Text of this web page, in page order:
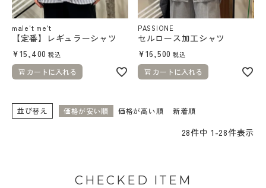
male't me't
【定番】レギュラーシャツ
¥15,400 税込
カートに入れる
PASSIONE
セルロース加工シャツ
¥16,500 税込
カートに入れる
並び替え 価格が安い順 価格が高い順 新着順
28件中 1 -28件表示
CHECKED ITEM